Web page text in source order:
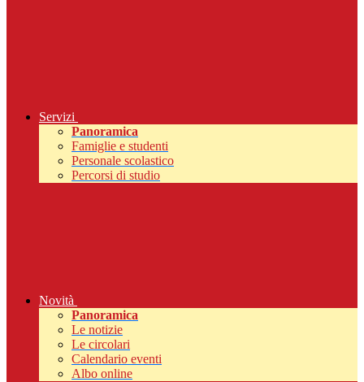
Servizi
Panoramica
Famiglie e studenti
Personale scolastico
Percorsi di studio
Novità
Panoramica
Le notizie
Le circolari
Calendario eventi
Albo online